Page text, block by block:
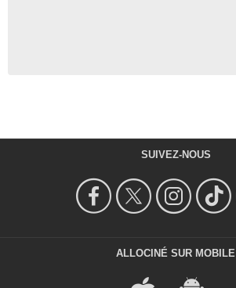
SUIVEZ-NOUS
ALLOCINÉ SUR MOBILE